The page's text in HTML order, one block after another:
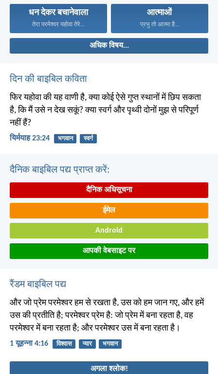
धन देकर बचानेवाला
तेरा परमेश्वर यहोवा तेरे...
आत्माओं
प्रभु तो आत्मा है...
अधिक विषय...
दिन की बाइबिल कविता
फिर यहोवा की यह वाणी है, क्या कोई ऐसे गुप्त स्थानों में छिप सकता
है, कि मैं उसे न देख सकूं? क्या स्वर्ग और पृथ्वी दोनों मुझ से परिपूर्ण
नहीं हैं?
यिर्मयाह 23:24 भगवान स्वर्ग
दैनिक बाइबिल पद्य प्राप्त करें:
दैनिक अधिसूचना
ईमेल
Android
आपकी वेबसाइट पर
रैंडम बाइबिल पद्य
और जो प्रेम परमेश्वर हम से रखता है, उस को हम जान गए, और हमें
उस की प्रतीति है; परमेश्वर प्रेम है: जो प्रेम में बना रहता है, वह
परमेश्वर में बना रहता है; और परमेश्वर उस में बना रहता है।
1 यूहन्ना 4:16 विश्वास प्यार भगवान
अगला श्लोक!